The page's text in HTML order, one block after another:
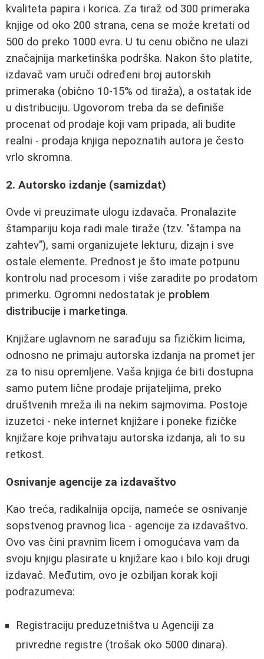
kvaliteta papira i korica. Za tiraž od 300 primeraka
knjige od oko 200 strana, cena se može kretati od
500 do preko 1000 evra. U tu cenu obično ne ulazi
značajnija marketinška podrška. Nakon što platite,
izdavač vam uruči određeni broj autorskih
primeraka (obično 10-15% od tiraža), a ostatak ide
u distribuciju. Ugovorom treba da se definiše
procenat od prodaje koji vam pripada, ali budite
realni - prodaja knjiga nepoznatih autora je često
vrlo skromna.
2. Autorsko izdanje (samizdat)
Ovde vi preuzimate ulogu izdavača. Pronalazite
štampariju koja radi male tiraže (tzv. "štampa na
zahtev"), sami organizujete lekturu, dizajn i sve
ostale elemente. Prednost je što imate potpunu
kontrolu nad procesom i više zaradite po prodatom
primerku. Ogromni nedostatak je problem
distribucije i marketinga.
Knjižare uglavnom ne sarađuju sa fizičkim licima,
odnosno ne primaju autorska izdanja na promet jer
za to nisu opremljene. Vaša knjiga će biti dostupna
samo putem lične prodaje prijateljima, preko
društvenih mreža ili na nekim sajmovima. Postoje
izuzetci - neke internet knjižare i poneke fizičke
knjižare koje prihvataju autorska izdanja, ali to su
retkost.
Osnivanje agencije za izdavaštvo
Kao treća, radikalnija opcija, nameće se osnivanje
sopstvenog pravnog lica - agencije za izdavaštvo.
Ovo vas čini pravnim licem i omogućava vam da
svoju knjigu plasirate u knjižare kao i bilo koji drugi
izdavač. Međutim, ovo je ozbiljan korak koji
podrazumeva:
Registraciju preduzetništva u Agenciji za
privredne registre (trošak oko 5000 dinara).